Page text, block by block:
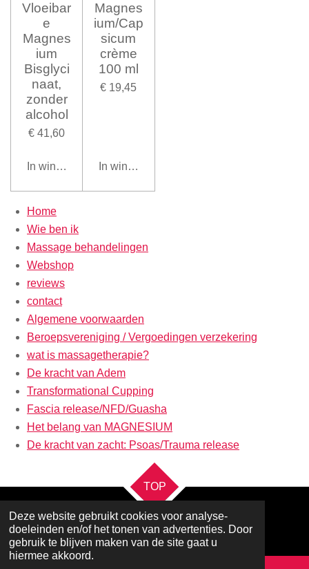
Deze website gebruikt cookies voor analyse-
doeleinden en/of het tonen van advertenties. Door
gebruik te blijven maken van de site gaat u
hiermee akkoord.
Vloeibar
e
Magnes
ium
Bisglyci
naat,
zonder
alcohol
€ 41,60
In winkelwagen
Magnes
ium/Cap
sicum
crème
100 ml
€ 19,45
In winkelwagen
Home
Wie ben ik
Massage behandelingen
Webshop
reviews
contact
Algemene voorwaarden
Beroepsvereniging / Vergoedingen verzekering
wat is massagetherapie?
De kracht van Adem
Transformational Cupping
Fascia release/NFD/Guasha
Het belang van MAGNESIUM
De kracht van zacht: Psoas/Trauma release
TOP
Powered byJouwWeb